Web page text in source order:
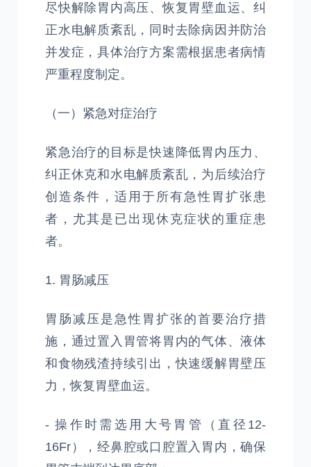
尽快解除胃内高压、恢复胃壁血运、纠
正水电解质紊乱，同时去除病因并防治
并发症，具体治疗方案需根据患者病情
严重程度制定。
（一）紧急对症治疗
紧急治疗的目标是快速降低胃内压力、
纠正休克和水电解质紊乱，为后续治疗
创造条件，适用于所有急性胃扩张患
者，尤其是已出现休克症状的重症患
者。
1. 胃肠减压
胃肠减压是急性胃扩张的首要治疗措
施，通过置入胃管将胃内的气体、液体
和食物残渣持续引出，快速缓解胃壁压
力，恢复胃壁血运。
- 操作时需选用大号胃管（直径12-
16Fr），经鼻腔或口腔置入胃内，确保